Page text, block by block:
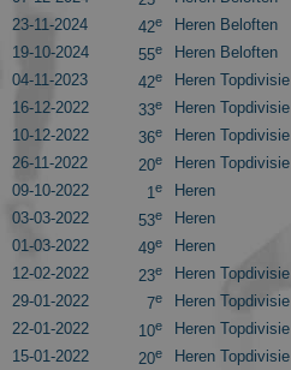
23-11-2024
42e Heren Beloften
19-10-2024
55e Heren Beloften
04-11-2023
42e Heren Topdivisie
16-12-2022
33e Heren Topdivisie
10-12-2022
36e Heren Topdivisie
26-11-2022
20e Heren Topdivisie
09-10-2022
1e Heren
03-03-2022
53e Heren
01-03-2022
49e Heren
12-02-2022
23e Heren Topdivisie
29-01-2022
7e Heren Topdivisie
22-01-2022
10e Heren Topdivisie
15-01-2022
20e Heren Topdivisie